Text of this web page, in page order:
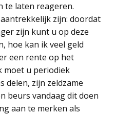
te laten reageren.
zijn: doordat
zijn kunt u op deze
hoe kan ik veel geld
een rente op het
moet u periodiek
delen, zijn zeldzame
beurs vandaag dit doen
aan te merken als